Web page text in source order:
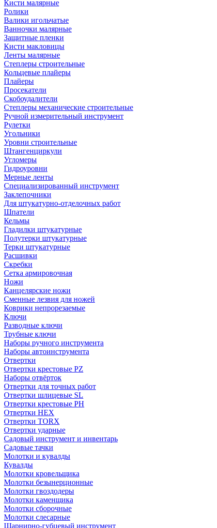
Кисти малярные
Ролики
Валики игольчатые
Ванночки малярные
Защитные пленки
Кисти макловицы
Ленты малярные
Степлеры строительные
Кольцевые плайеры
Плайеры
Просекатели
Скобоудалители
Степлеры механические строительные
Ручной измерительный инструмент
Рулетки
Угольники
Уровни строительные
Штангенциркули
Угломеры
Гидроуровни
Мерные ленты
Специализированный инструмент
Заклепочники
Для штукатурно-отделочных работ
Шпатели
Кельмы
Гладилки штукатурные
Полутерки штукатурные
Терки штукатурные
Расшивки
Скребки
Сетка армировочная
Ножи
Канцелярские ножи
Сменные лезвия для ножей
Коврики непрорезаемые
Ключи
Разводные ключи
Трубные ключи
Наборы ручного инструмента
Наборы автоинструмента
Отвертки
Отвертки крестовые PZ
Наборы отвёрток
Отвертки для точных работ
Отвертки шлицевые SL
Отвертки крестовые PH
Отвертки HEX
Отвертки TORX
Отвертки ударные
Садовый инструмент и инвентарь
Садовые тачки
Молотки и кувалды
Кувалды
Молотки кровельщика
Молотки безынерционные
Молотки гвоздодеры
Молотки каменщика
Молотки сборочные
Молотки слесарные
Шарнирно-губцевый инструмент